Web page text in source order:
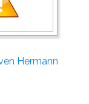
Hermann